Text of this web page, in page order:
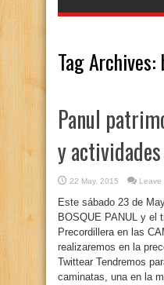
Tag Archives:
Panul
y
22 May, 2015 Leave
Este sábado 23 de
BOSQUE PANUL y el
Precordillera en las
realizaremos en la
Twittear Tendremos
caminatas, una en la